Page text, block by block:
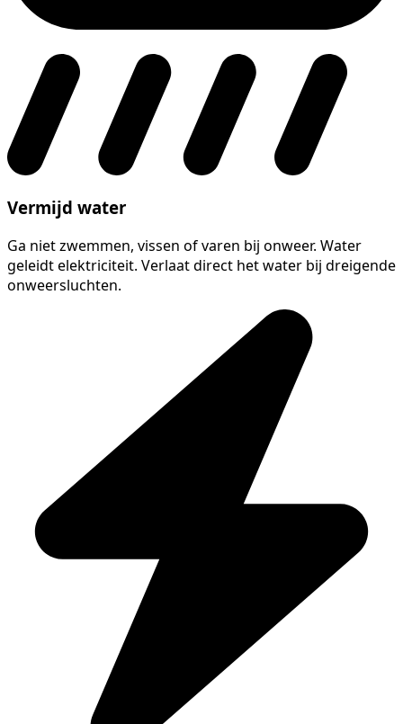
Vermijd water
Ga niet zwemmen, vissen of varen bij onweer. Water
geleidt elektriciteit. Verlaat direct het water bij dreigende
onweersluchten.